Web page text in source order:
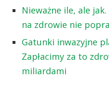
Nieważne ile, ale
na zdrowie nie
Gatunki inwazyjne
Zapłacimy za to
miliardami